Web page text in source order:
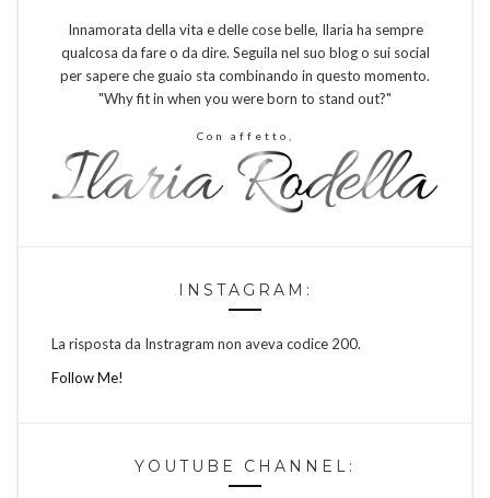
Innamorata della vita e delle cose belle, Ilaria ha sempre
qualcosa da fare o da dire. Seguila nel suo blog o sui social
per sapere che guaio sta combinando in questo momento.
"Why fit in when you were born to stand out?"
Con affetto,
INSTAGRAM:
La risposta da Instragram non aveva codice 200.
Follow Me!
YOUTUBE CHANNEL: